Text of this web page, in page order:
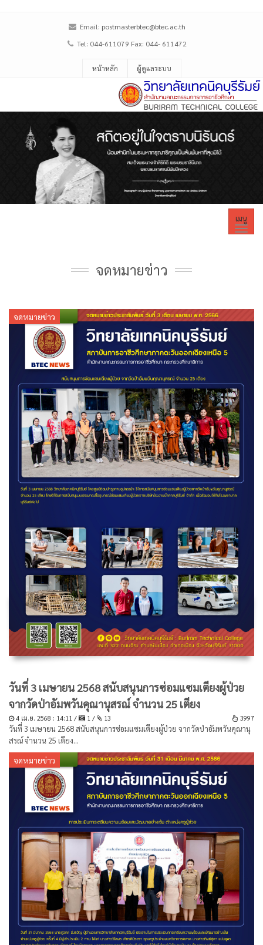
Email: postmasterbtec@btec.ac.th
Tel: 044-611079 Fax: 044- 611472
หน้าหลัก ผู้ดูแลระบบ
เมนู
จดหมายข่าว
จดหมายข่าว
วันที่ 3 เมษายน 2568 สนับสนุนการซ่อมแซมเตียงผู้ป่วย
จากวัดป่าอัมพวันคุณานุสรณ์ จำนวน 25 เตียง
4 เม.ย. 2568 : 14:11 / 1 / 13 3997
วันที่ 3 เมษายน 2568 สนับสนุนการซ่อมแซมเตียงผู้ป่วย จากวัดป่าอัมพวันคุณานุ
สรณ์ จำนวน 25 เตียง...
จดหมายข่าว